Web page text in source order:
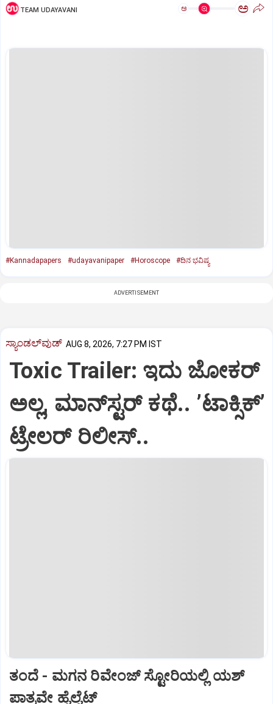
TEAM UDAYAVANI ಅ ಅ
#Kannadapapers #udayavanipaper #Horoscope #ದಿನ ಭವಿಷ್ಯ
ADVERTISEMENT
ಸ್ಯಾಂಡಲ್‌ವುಡ್‌ AUG 8, 2026, 7:27 PM IST
Toxic Trailer: ಇದು ಜೋಕರ್‌
ಅಲ್ಲ, ಮಾನ್‌ಸ್ಟರ್‌ ಕಥೆ.. ʼಟಾಕ್ಸಿಕ್‌ʼ
ಟ್ರೇಲರ್‌ ರಿಲೀಸ್..
ತಂದೆ - ಮಗನ ರಿವೇಂಜ್‌ ಸ್ಟೋರಿಯಲ್ಲಿ ಯಶ್‌
ಪಾತ್ರವೇ ಹೈಲೈಟ್